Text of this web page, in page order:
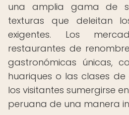
una amplia gama de
texturas que deleitan
exigentes. Los
restaurantes de
gastronómicas únicas,
huariques o las clases
los visitantes sumergirse
peruana de una manera